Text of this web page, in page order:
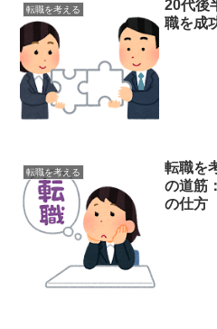
転職を考える
20代後
職を成
転職を考える
転職を
の道筋
の仕方